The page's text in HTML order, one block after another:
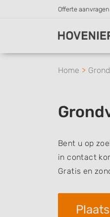
Offerte aanvragen
Home
Bent u op
in contact
Gratis en